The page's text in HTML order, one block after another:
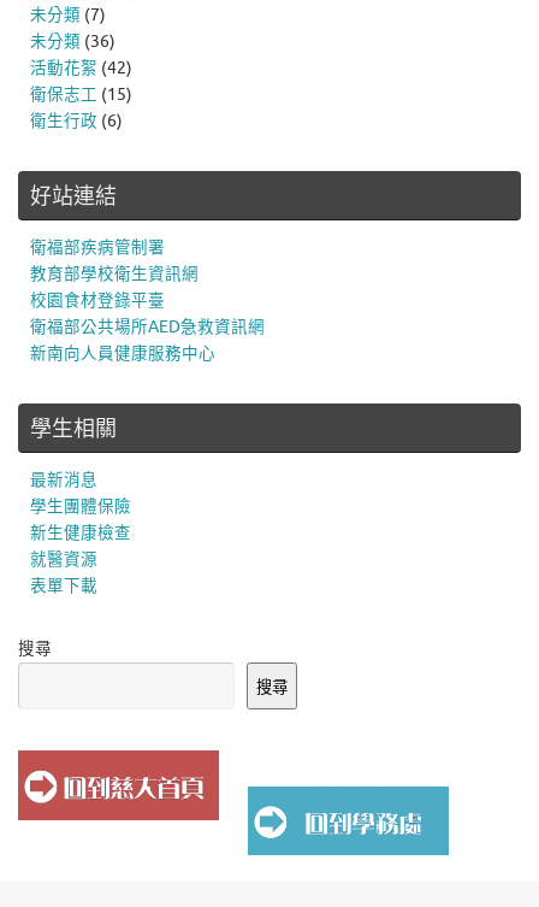
未分類 (7)
未分類 (36)
活動花絮 (42)
衛保志工 (15)
衛生行政 (6)
好站連結
衛福部疾病管制署
教育部學校衛生資訊網
校園食材登錄平臺
衛福部公共場所AED急救資訊網
新南向人員健康服務中心
學生相關
最新消息
學生團體保險
新生健康檢查
就醫資源
表單下載
搜尋
搜尋